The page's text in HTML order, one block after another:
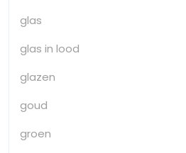
glas
glas in lood
glazen
goud
groen